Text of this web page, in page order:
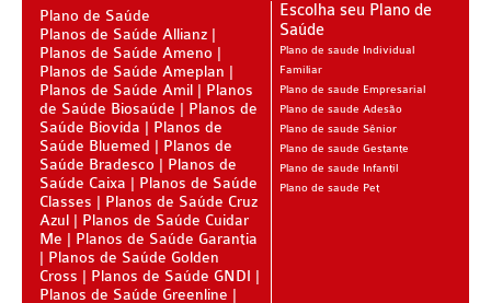
STA CASA MAUÁ PLANO DE SAÚDE INFANTIL
TOTAL MEDCARE PLANO DE SAÚDE INFANTIL
TRASMONTANO PLANO DE SAÚDE INFANTIL
ÚNICA PLANO DE SAÚDE INFANTIL
UNIHOSP PLANO DE SAÚDE INFANTIL
PLANO DE SAÚDE SÊNIOR
AMEPLAN PLANO DE SAÚDE SÊNIOR
Plano de Saúde
Planos de Saúde Allianz
Planos de Saúde Ameno
Planos de Saúde Ameplan
Planos de Saúde Amil
Planos
de Saúde Biosaúde
Planos de
Saúde Biovida
Planos de
Saúde Bluemed
Planos de
Saúde Bradesco
Planos de
Saúde Caixa
Planos de Saúde
Classes
Planos de Saúde Cruz
Azul
Planos de Saúde Cuidar
Me
Planos de Saúde Garantia
Planos de Saúde Golden
Cross
Planos de Saúde GNDI
Planos de Saúde Greenline
Escolha seu Plano de
Saúde
Plano de saude Individual
Familiar
Plano de saude Empresarial
Plano de saude Adesão
Plano de saude Sênior
Plano de saude Gestante
Plano de saude Infantil
Plano de saude Pet